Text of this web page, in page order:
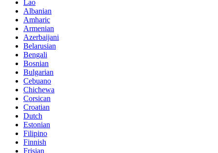
Lao
Albanian
Amharic
Armenian
Azerbaijani
Belarusian
Bengali
Bosnian
Bulgarian
Cebuano
Chichewa
Corsican
Croatian
Dutch
Estonian
Filipino
Finnish
Frisian